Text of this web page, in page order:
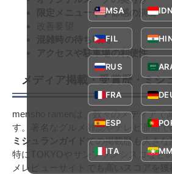
限定メニューや季節感の演出
混雑時の待ち時間
アクセスや駐車場の利便性
メディア掲載・受賞歴・ミシ
mensho ramenは、数々のメディアで
す。著名なグルメ雑誌やテレビ番組で
ミシュランガイド
での掲載歴も大きな
特にTOKYOやサンフランシスコなど
メレビューサイトでも高いスコアを
MSA IDN
FIL
RUS
FRA
ESP
ITA